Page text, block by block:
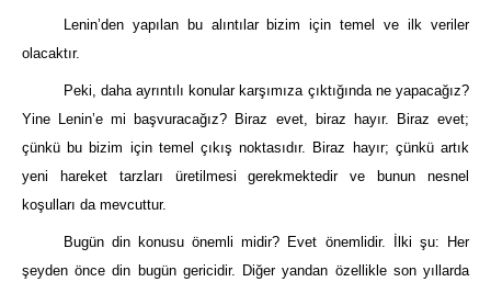
Lenin’den yapılan bu alıntılar bizim için temel ve ilk veriler
olacaktır.
Peki, daha ayrıntılı konular karşımıza çıktığında ne yapacağız?
Yine Lenin’e mi başvuracağız? Biraz evet, biraz hayır. Biraz evet;
çünkü bu bizim için temel çıkış noktasıdır. Biraz hayır; çünkü artık
yeni hareket tarzları üretilmesi gerekmektedir ve bunun nesnel
koşulları da mevcuttur.
Bugün din konusu önemli midir? Evet önemlidir. İlki şu: Her
şeyden önce din bugün gericidir. Diğer yandan özellikle son yıllarda